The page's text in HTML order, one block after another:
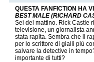
QUESTA FANFICTION HA
BEST MALE (RICHARD
Sei del mattino. Rick Castle
televisione, un giornalista
stata rapita. Sembra che il
per lo scrittore di gialli più
salvare la detective in
importante di tutti?